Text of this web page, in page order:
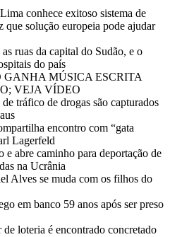
conhece exitoso sistema de
que solução europeia pode ajudar
ruas da capital do Sudão, e o
do país
MÚSICA ESCRITA
VEJA VÍDEO
tráfico de drogas são capturados
encontro com “gata
Lagerfeld
e abre caminho para deportação de
na Ucrânia
Alves se muda com os filhos do
em banco 59 anos após ser preso
loteria é encontrado concretado